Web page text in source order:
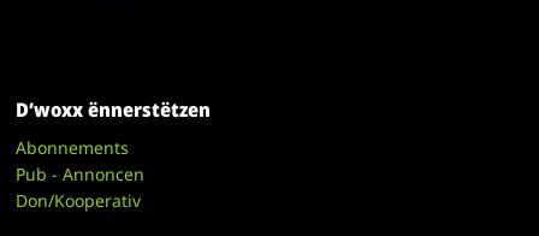
D’woxx ënnerstëtzen
Abonnements
Pub - Annoncen
Don/Kooperativ